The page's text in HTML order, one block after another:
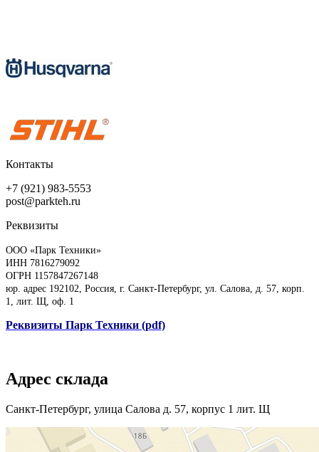
Контакты
+7 (921) 983-5553
post@parkteh.ru
Реквизиты
ООО «Парк Техники»
ИНН 7816279092
ОГРН 1157847267148
юр. адрес 192102, Россия, г. Санкт-Петербург, ул. Салова, д. 57, корп.
1, лит. Щ, оф. 1
Реквизиты Парк Техники (pdf)
Адрес склада
Санкт-Петербург, улица Салова д. 57, корпус 1 лит. Щ